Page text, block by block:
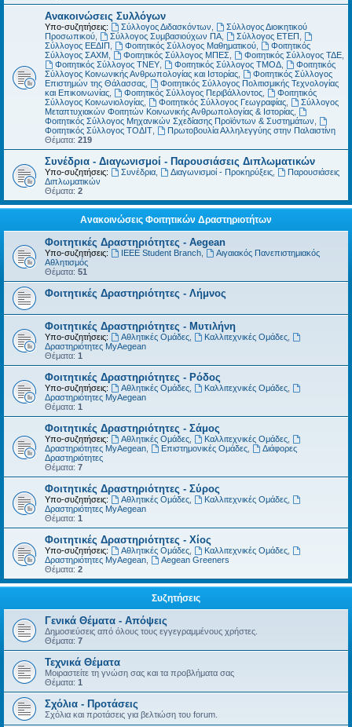
Ανακοινώσεις Συλλόγων
Υπο-συζητήσεις: Σύλλογος Διδασκόντων
Σύλλογος Διοικητικού
Προσωπικού
Σύλλογος Συμβασιούχων ΠΑ, Σύλλογος ΕΤΕΠ
Σύλλογος ΕΕΔΙΠ
Φοιτητικός Σύλλογος Μαθηματικού,
Φοιτητικός
Σύλλογος ΣΑΧΜ
Φοιτητικός Σύλλογος ΜΠΕΣ Φοιτητικός Σύλλογος ΤΔΕ,
Φοιτητικός Σύλλογος ΤΝΕΥ, Φοιτητικός Σύλλογος ΤΜΟΔ,
Φοιτητικός
Σύλλογος Κοινωνικής Ανθρωπολογίας και Ιστορίας
Φοιτητικός Σύλλογος
Επιστημών της Θάλασσας
Φοιτητικός Σύλλογος Πολιτισμικής Τεχνολογίας
και Επικοινωνίας
Φοιτητικός Σύλλογος Περιβάλλοντος,
Φοιτητικός
Σύλλογος Κοινωνιολογίας
Φοιτητικός Σύλλογος Γεωγραφίας,
Σύλλογος
Μεταπτυχιακών Φοιτητών Κοινωνικής Ανθρωπολογίας & Ιστορίας
Φοιτητικός Σύλλογος Μηχανικών Σχεδίασης Προϊόντων & Συστημάτων
Φοιτητικός Σύλλογος ΤΟΔΙΤ
Πρωτοβουλία Αλληλεγγύης στην Παλαιστίνη
Θέματα: 219
Συνέδρια - Διαγωνισμοί - Παρουσιάσεις Διπλωματικών
Υπο-συζητήσεις: Συνέδρια, Διαγωνισμοί - Προκηρύξεις,
Παρουσιάσεις
Διπλωματικών
Θέματα: 2
Ανακοινώσεις Φοιτητικών Δραστηριοτήτων
Φοιτητικές Δραστηριότητες - Aegean
Υπο-συζητήσεις: IEEE Student Branch,
Αιγαιακός Πανεπιστημιακός
Αθλητισμός
Θέματα: 51
Φοιτητικές Δραστηριότητες - Λήμνος
Φοιτητικές Δραστηριότητες - Μυτιλήνη
Υπο-συζητήσεις: Αθλητικές Ομάδες, Καλλιτεχνικές Ομάδες,
Δραστηριότητες MyAegean
Θέματα: 1
Φοιτητικές Δραστηριότητες - Ρόδος
Υπο-συζητήσεις: Αθλητικές Ομάδες, Καλλιτεχνικές Ομάδες,
Δραστηριότητες MyAegean
Θέματα: 1
Φοιτητικές Δραστηριότητες - Σάμος
Υπο-συζητήσεις: Αθλητικές Ομάδες, Καλλιτεχνικές Ομάδες,
Δραστηριότητες MyAegean
Επιστημονικές Ομάδες,
Διάφορες
Δραστηριότητες
Θέματα: 7
Φοιτητικές Δραστηριότητες - Σύρος
Υπο-συζητήσεις: Αθλητικές Ομάδες, Καλλιτεχνικές Ομάδες,
Δραστηριότητες MyAegean
Θέματα: 1
Φοιτητικές Δραστηριότητες - Χίος
Υπο-συζητήσεις: Αθλητικές Ομάδες, Καλλιτεχνικές Ομάδες,
Δραστηριότητες MyAegean
Aegean Greeners
Θέματα: 2
Συζητήσεις
Γενικά Θέματα - Απόψεις
Δημοσιεύσεις από όλους τους εγγεγραμμένους χρήστες.
Θέματα: 7
Τεχνικά Θέματα
Μοιραστείτε τη γνώση σας και τα προβλήματα σας
Θέματα: 1
Σχόλια - Προτάσεις
Σχόλια και προτάσεις για βελτιώση του forum.